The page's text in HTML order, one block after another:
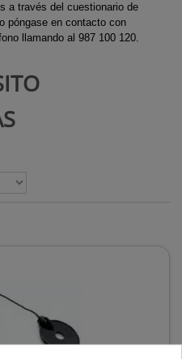
a través del cuestionario de
póngase en contacto con
llamando al 987 100 120.